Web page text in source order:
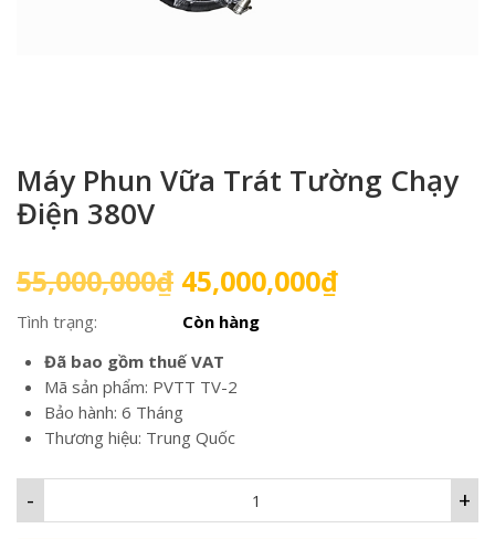
Máy Phun Vữa Trát Tường Chạy
Điện 380V
55,000,000₫ Giá
gốc
là:
55,000,000₫.
45,000,000₫Giá
Tình trạng:
Còn hàng
Đã bao gồm thuế VAT
Mã sản phẩm: PVTT TV-2
Bảo hành: 6 Tháng
Thương hiệu: Trung Quốc
+
-